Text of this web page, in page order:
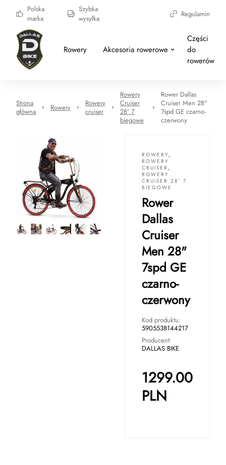
Polska
marka
Szybka
wysyłka
Regulamin
Rowery Akcesoria rowerowe
Części
do
rowerów
Strona
główna
Rowery
Rowery
cruiser
Rowery
Cruiser
28' 7
biegowe
Rower Dallas
Cruiser Men 28"
7spd GE czarno-
czerwony
ROWERY,
ROWERY
CRUISER ,
ROWERY
CRUISER 28' 7
BIEGOWE
Rower
Dallas
Cruiser
Men 28"
7spd GE
czarno-
czerwony
Kod produktu:
5905538144217
Producent:
DALLAS BIKE
1299.00
PLN